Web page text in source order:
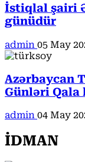
İstiqlal şairi
günüdür
admin 05 May
Azərbaycan
Günləri
admin 04 May
İDMAN